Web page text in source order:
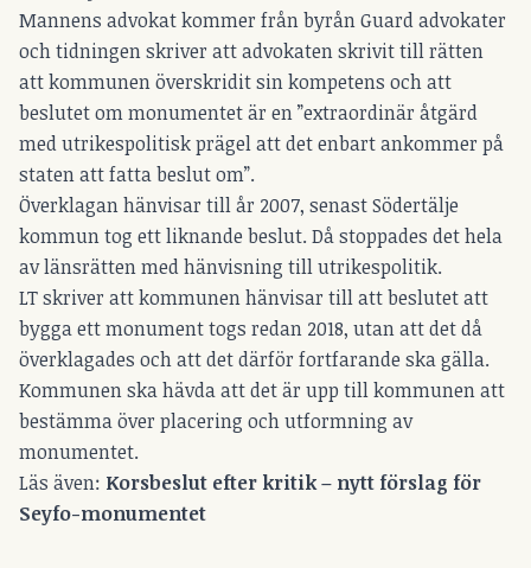
Mannens advokat kommer från byrån Guard advokater
och tidningen skriver att advokaten skrivit till rätten
att kommunen överskridit sin kompetens och att
beslutet om monumentet är en ”extraordinär åtgärd
med utrikespolitisk prägel att det enbart ankommer på
staten att fatta beslut om”.
Överklagan hänvisar till år 2007, senast Södertälje
kommun tog ett liknande beslut. Då stoppades det hela
av länsrätten med hänvisning till utrikespolitik.
LT skriver att kommunen hänvisar till att beslutet att
bygga ett monument togs redan 2018, utan att det då
överklagades och att det därför fortfarande ska gälla.
Kommunen ska hävda att det är upp till kommunen att
bestämma över placering och utformning av
monumentet.
Läs även: Korsbeslut efter kritik – nytt förslag för
Seyfo-monumentet